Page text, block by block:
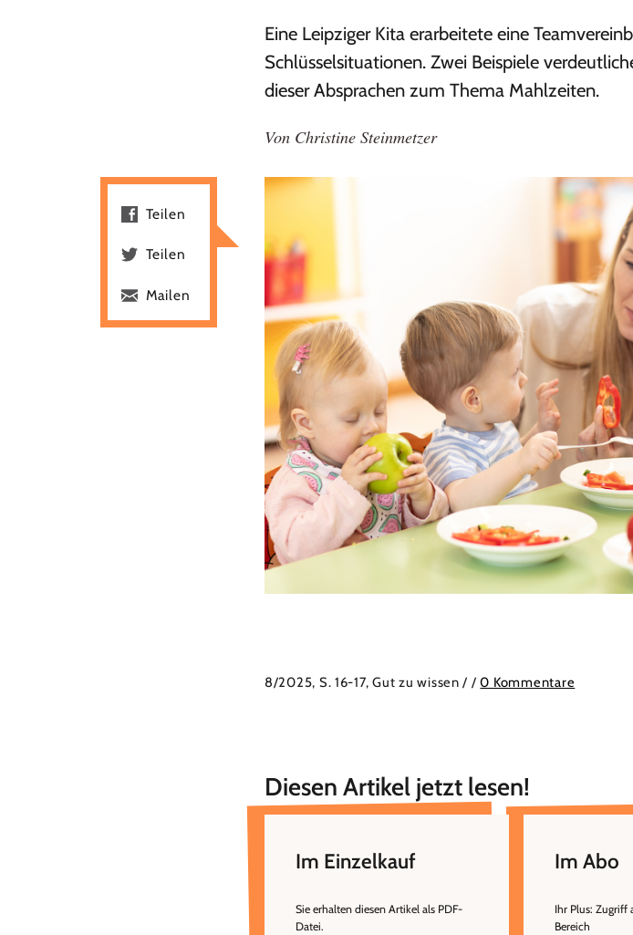
Eine Leipziger Kita erarbeitete eine
Schlüsselsituationen. Zwei Beispiele
dieser Absprachen zum Thema Mahlzeiten.
Von Christine Steinmetzer
8/2025, S. 16-17, Gut zu wissen / /0 Kommentare
Diesen Artikel jetzt lesen!
Im Einzelkauf
Sie erhalten diesen Artikel als PDF-
Datei.
Im Abo
Ihr Plus: Zugriff
Bereich
Teilen
Teilen
Mailen